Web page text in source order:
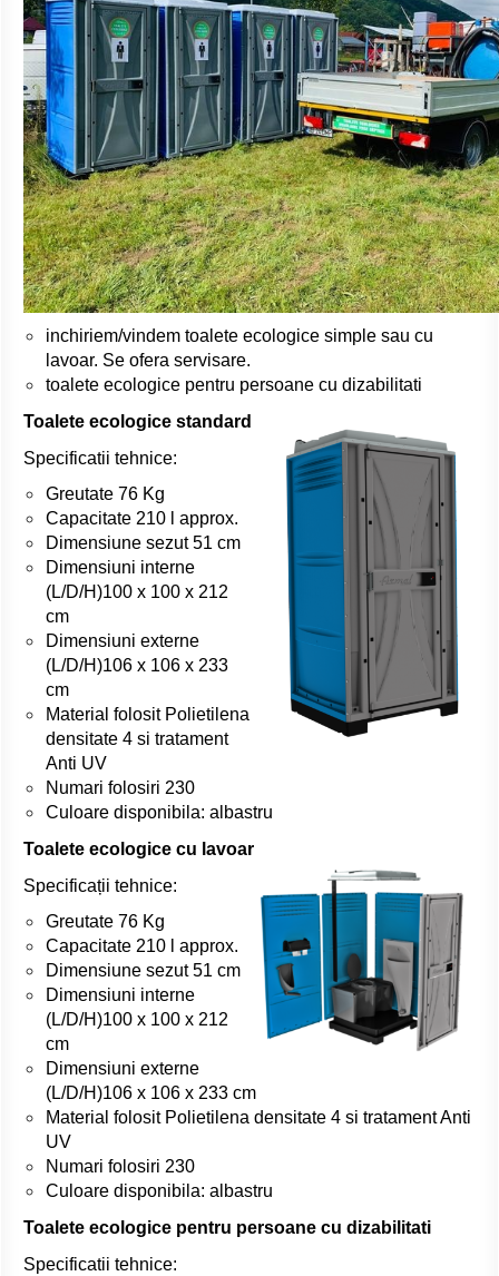
inchiriem/vindem toalete ecologice simple sau cu
lavoar. Se ofera servisare.
toalete ecologice pentru persoane cu dizabilitati
Toalete ecologice standard
Specificatii tehnice:
Greutate 76 Kg
Capacitate 210 l approx.
Dimensiune sezut 51 cm
Dimensiuni interne
(L/D/H)100 x 100 x 212
cm
Dimensiuni externe
(L/D/H)106 x 106 x 233
cm
Material folosit Polietilena
densitate 4 si tratament
Anti UV
Numari folosiri 230
Culoare disponibila: albastru
Toalete ecologice cu lavoar
Specificații tehnice:
Greutate 76 Kg
Capacitate 210 l approx.
Dimensiune sezut 51 cm
Dimensiuni interne
(L/D/H)100 x 100 x 212
cm
Dimensiuni externe
(L/D/H)106 x 106 x 233 cm
Material folosit Polietilena densitate 4 si tratament Anti
UV
Numari folosiri 230
Culoare disponibila: albastru
Toalete ecologice pentru persoane cu dizabilitati
Specificatii tehnice: